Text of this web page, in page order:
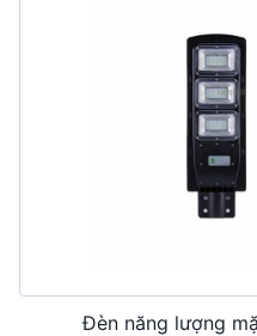
Đèn năng lượng